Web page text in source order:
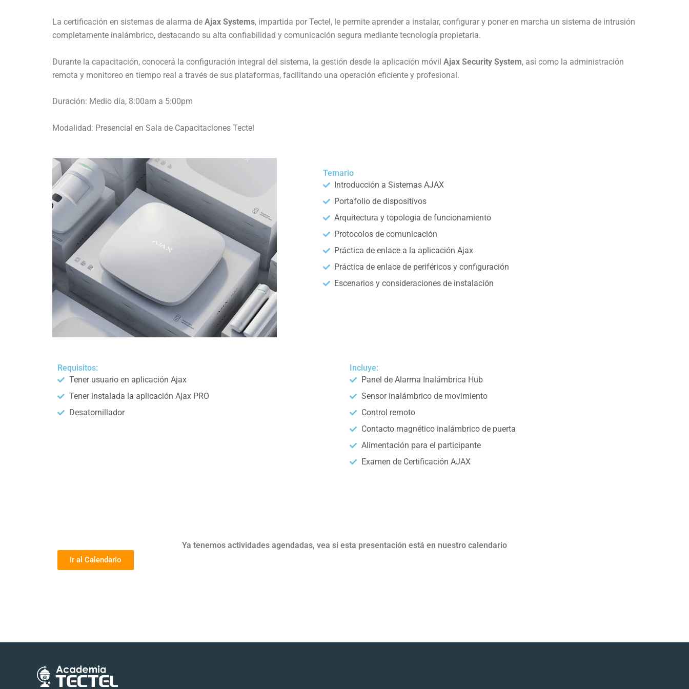
La certificación en sistemas de alarma de Ajax Systems, impartida por Tectel, le permite aprender a instalar, configurar y poner en marcha un sistema de intrusión
completamente inalámbrico, destacando su alta confiabilidad y comunicación segura mediante tecnología propietaria.
Durante la capacitación, conocerá la configuración integral del sistema, la gestión desde la aplicación móvil Ajax Security System, así como la administración
remota y monitoreo en tiempo real a través de sus plataformas, facilitando una operación eficiente y profesional.
Duración: Medio día, 8:00am a 5:00pm
Modalidad: Presencial en Sala de Capacitaciones Tectel
Temario
Introducción a Sistemas AJAX
Portafolio de dispositivos
Arquitectura y topologia de funcionamiento
Protocolos de comunicación
Práctica de enlace a la aplicación Ajax
Práctica de enlace de periféricos y configuración
Escenarios y consideraciones de instalación
Requisitos:
Tener usuario en aplicación Ajax
Tener instalada la aplicación Ajax PRO
Desatornillador
Incluye:
Panel de Alarma Inalámbrica Hub
Sensor inalámbrico de movimiento
Control remoto
Contacto magnético inalámbrico de puerta
Alimentación para el participante
Examen de Certificación AJAX
Ya tenemos actividades agendadas, vea si esta presentación está en nuestro calendario
Ir al Calendario